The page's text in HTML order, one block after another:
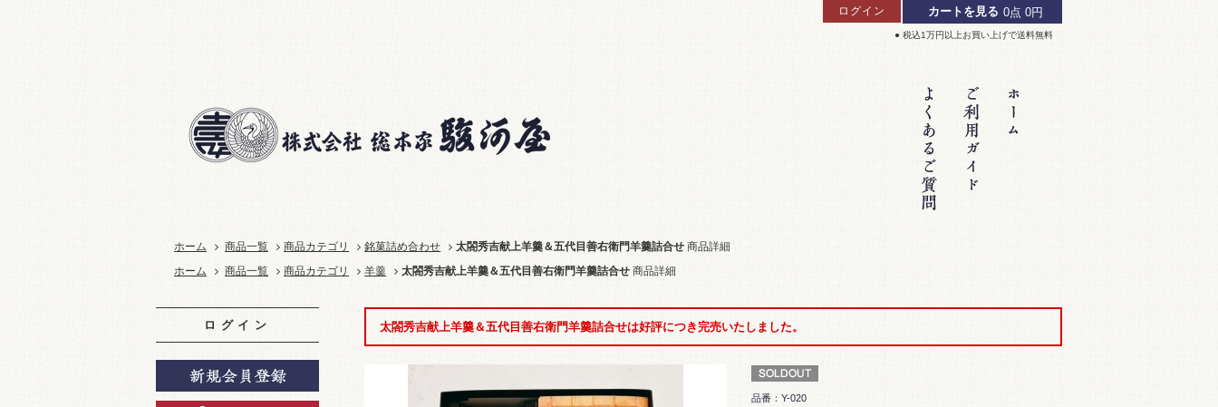
ログイン カートを見る 0点 0円
● 税込1万円以上お買い上げで送料無料
ホーム 商品一覧 商品カテゴリ 銘菓詰め合わせ 太閤秀吉献上羊羹＆五代目善右衛門羊羹詰合せ 商品詳細
ホーム
商品一覧 商品カテゴリ 羊羹 太閤秀吉献上羊羹＆五代目善右衛門羊羹詰合せ 商品詳細
太閤秀吉献上羊羹＆五代目善右衛門羊羹詰合せは好評につき完売いたしました。
品番：Y-020
ログイン